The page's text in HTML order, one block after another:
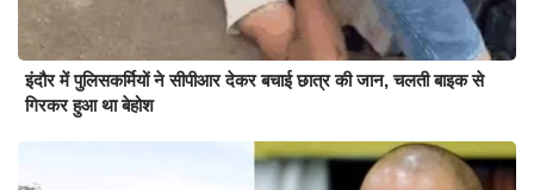
इंदौर में पुलिसकर्मियों ने सीपीआर देकर बचाई छात्र की जान, चलती बाइक से
गिरकर हुआ था बेहोश